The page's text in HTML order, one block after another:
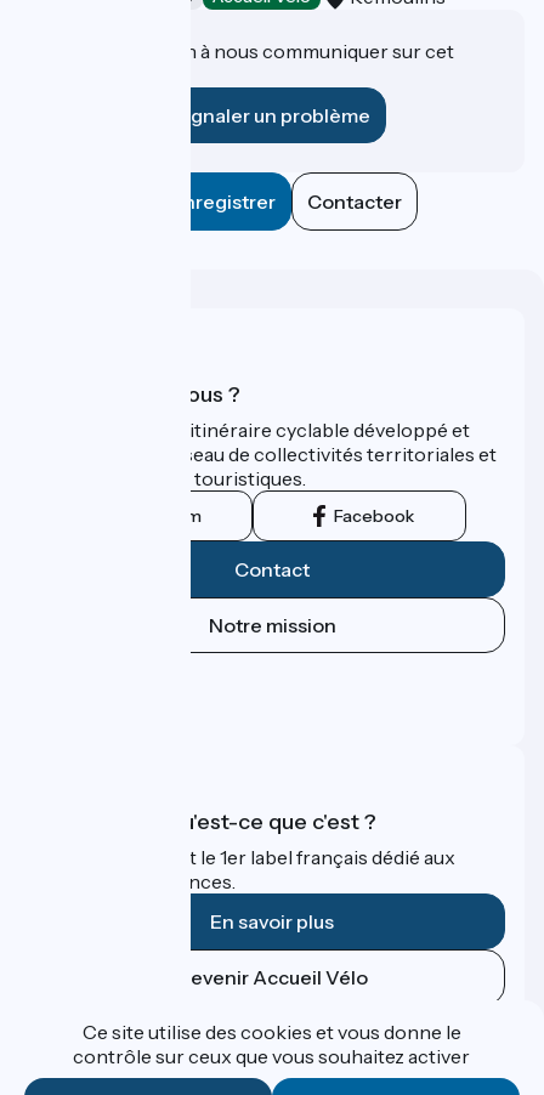
Une information à nous communiquer sur cet
Signaler un problème
Enregistrer Contacter
Qui sommes-nous ?
ViaRhôna est un itinéraire cyclable développé et
promu par un réseau de collectivités territoriales et
leurs institutions touristiques.
Instagram Facebook
Contact
Notre mission
Accueil Vélo qu'est-ce que c'est ?
Accueil Vélo c'est le 1er label français dédié aux
cyclistes en vacances.
En savoir plus
Devenir Accueil Vélo
Financé dans le cadre de Destination France
Ce site utilise des cookies et vous donne le
contrôle sur ceux que vous souhaitez activer